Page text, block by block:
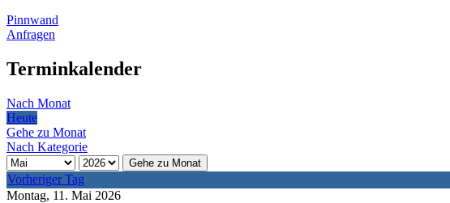
Pinnwand
Anfragen
Terminkalender
Nach Monat
Heute
Gehe zu Monat
Nach Kategorie
Gehe zu Monat
Vorheriger Tag
Montag, 11. Mai 2026